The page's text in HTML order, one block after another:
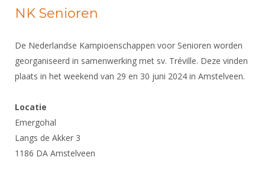
Ereleden
Vacatures
Bondsbureau
Contact
Medewerkers
Samenwerking
Materiaal
Rolstoelschermen
KNAS Keurmerk
JPT
Internationale Titeltoernooien
Nieuws
Internationale opleidingen
Opleidingen
Voor scheidsrechters
Nieuws
NK Senioren
De Nederlandse Kampioenschappen voor Senioren worden
georganiseerd in samenwerking met sv. Tréville. Deze vinden
plaats in het weekend van 29 en 30 juni 2024 in Amstelveen.
Locatie
Emergohal
Langs de Akker 3
1186 DA Amstelveen